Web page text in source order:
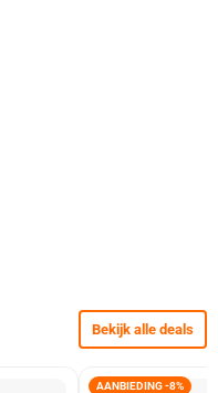
Bekijk alle deals
AANBIEDING -8%